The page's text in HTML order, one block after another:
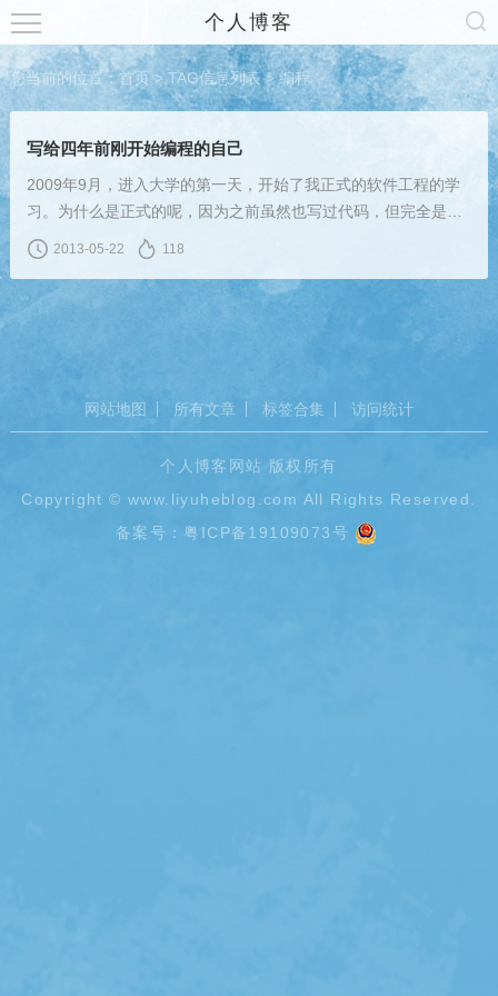
个人博客
您当前的位置：首页> TAG信息列表 > 编程
写给四年前刚开始编程的自己
2009年9月，进入大学的第一天，开始了我正式的软件工程的学
习。为什么是正式的呢，因为之前虽然也写过代码，但完全是出
于兴趣，想到什么就学什么，毫无章法。后来来到了北交大，进
入了据说还不错的软件学院，有了一群志同道合的朋友，一位位
用心良苦的老师，踏上了一个“程序员“的冒险旅程。
2013-05-22 118
网站地图 所有文章 标签合集 访问统计
个人博客网站 版权所有
Copyright ©www.liyuheblog.com All Rights Reserved.
备案号： 粤ICP备19109073号